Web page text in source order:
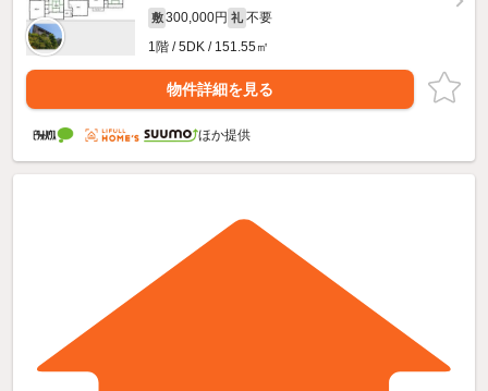
敷 300,000円 礼 不要
1階 / 5DK / 151.55㎡
物件詳細を見る
ほか提供